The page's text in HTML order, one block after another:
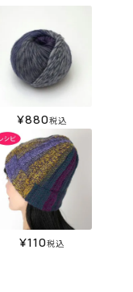
¥880税込
¥110税込